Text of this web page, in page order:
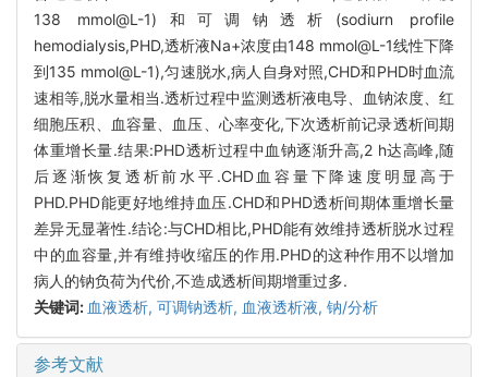
138 mmol@L-1)和可调钠透析(sodiurn profile
hemodialysis,PHD,透析液Na+浓度由148 mmol@L-1线性下降
到135 mmol@L-1),匀速脱水,病人自身对照,CHD和PHD时血流
速相等,脱水量相当.透析过程中监测透析液电导、血钠浓度、红
细胞压积、血容量、血压、心率变化,下次透析前记录透析间期
体重增长量.结果:PHD透析过程中血钠逐渐升高,2 h达高峰,随
后逐渐恢复透析前水平.CHD血容量下降速度明显高于
PHD.PHD能更好地维持血压.CHD和PHD透析间期体重增长量
差异无显著性.结论:与CHD相比,PHD能有效维持透析脱水过程
中的血容量,并有维持收缩压的作用.PHD的这种作用不以增加
病人的钠负荷为代价,不造成透析间期增重过多.
关键词: 血液透析, 可调钠透析, 血液透析液, 钠/分析
参考文献